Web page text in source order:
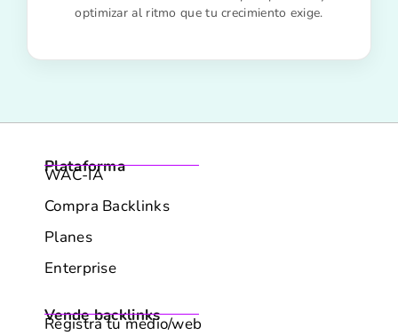
optimizar al ritmo que tu crecimiento exige.
Plataforma
WAC-IA
Compra Backlinks
Planes
Enterprise
Vende backlinks
Registra tu medio/web